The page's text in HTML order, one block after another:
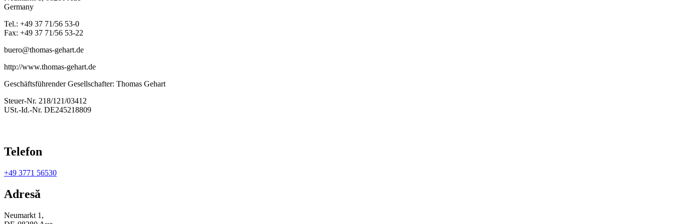
Germany
Tel.: +49 37 71/56 53-0
Fax: +49 37 71/56 53-22
buero@thomas-gehart.de
http://www.thomas-gehart.de
Geschäftsführender Gesellschafter: Thomas Gehart
Steuer-Nr. 218/121/03412
USt.-Id.-Nr. DE245218809
Telefon
+49 3771 56530
Adresă
Neumarkt 1,